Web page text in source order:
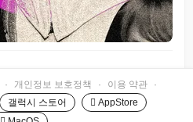
· 개인정보 보호정책 · 이용 약관
·
갤럭시 스토어
 AppStore